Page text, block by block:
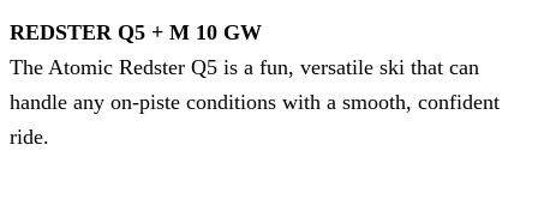
REDSTER Q5 + M 10 GW
The Atomic Redster Q5 is a fun, versatile ski that can
handle any on-piste conditions with a smooth, confident
ride.